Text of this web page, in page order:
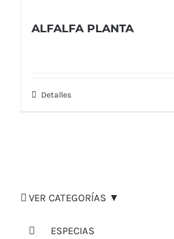
ALFALFA PLANTA
Detalles
VER CATEGORÍAS ▼
ESPECIAS